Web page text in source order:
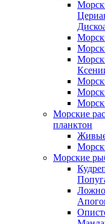
Морские
планктон
Живые
Морские